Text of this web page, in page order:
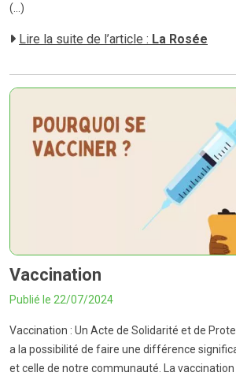
(...)
Lire la suite de l’article : La Rosée
Vaccination
Publié le 22/07/2024
Vaccination : Un Acte de Solidarité et de
a la possibilité de faire une différence
et celle de notre communauté. La